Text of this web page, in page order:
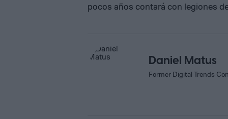
pocos años contará con legiones
Daniel Matus
Former Digital Trends